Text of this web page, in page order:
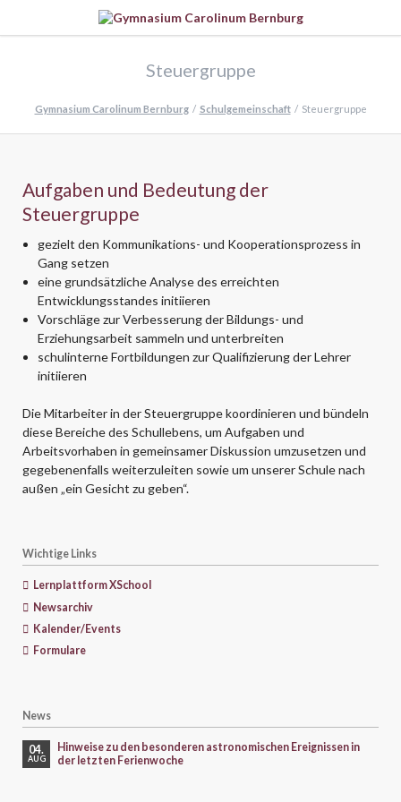
Steuergruppe
Gymnasium Carolinum Bernburg Schulgemeinschaft Steuergruppe
Aufgaben und Bedeutung der
Steuergruppe
gezielt den Kommunikations- und Kooperationsprozess in
Gang setzen
eine grundsätzliche Analyse des erreichten
Entwicklungsstandes initiieren
Vorschläge zur Verbesserung der Bildungs- und
Erziehungsarbeit sammeln und unterbreiten
schulinterne Fortbildungen zur Qualifizierung der Lehrer
initiieren
Die Mitarbeiter in der Steuergruppe koordinieren und bündeln
diese Bereiche des Schullebens, um Aufgaben und
Arbeitsvorhaben in gemeinsamer Diskussion umzusetzen und
gegebenenfalls weiterzuleiten sowie um unserer Schule nach
außen „ein Gesicht zu geben“.
Wichtige Links
Lernplattform XSchool
Newsarchiv
Kalender/Events
Formulare
News
04.
AUG
Hinweise zu den besonderen astronomischen Ereignissen in
der letzten Ferienwoche